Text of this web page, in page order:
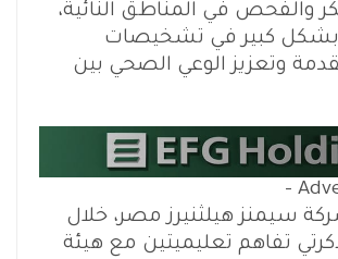
والفحص في المناطق النائية،
كبير في تشخيصات
وتعزيز الوعي الصحي بين
سيمنز هيلثنيرز مصر، خلال
تفاهم تعليميتين مع هيئة